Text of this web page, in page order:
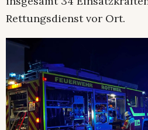
Rettungsdienst vor Ort.